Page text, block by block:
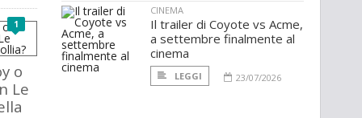
1
o
Le
CINEMA
Il trailer di Coyote vs Acme,
a settembre finalmente al
cinema
LEGGI 23/07/2026